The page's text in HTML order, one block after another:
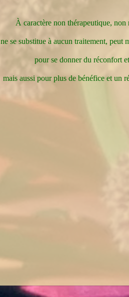
À caractère non thérapeutique, non
ne se substitue à aucun traitement, peut
pour se donner du réconfort
mais aussi pour plus de bénéfice et un